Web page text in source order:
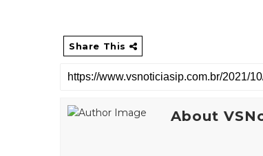
Share This
About